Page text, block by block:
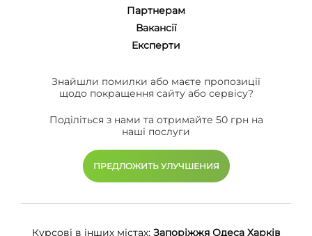
Партнерам
Вакансії
Eксперти
Знайшли помилки або маєте пропозиції
щодо покращення сайту або сервісу?
Поділіться з нами та отримайте 50 грн на
наші послуги
ПРЕДЛОЖИТЬ УЛУЧШЕНИЯ
Курсові в інших містах: Запоріжжя Одеса Харків